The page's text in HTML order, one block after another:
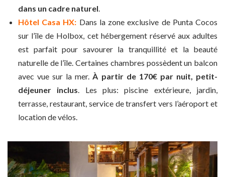
dans un cadre naturel.
Hôtel Casa HX: Dans la zone exclusive de Punta Cocos
sur l’île de Holbox, cet hébergement réservé aux adultes
est parfait pour savourer la tranquillité et la beauté
naturelle de l’île. Certaines chambres possèdent un balcon
avec vue sur la mer.À partir de 170€ par nuit, petit-
déjeuner inclus. Les plus: piscine extérieure, jardin,
terrasse, restaurant, service de transfert vers l’aéroport et
location de vélos.